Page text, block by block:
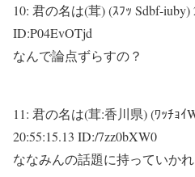
10: 君の名は(茸) (ｽﾌｯ Sdbf-iuby)
ID:P04EvOTjd
なんで論点ずらすの？
11: 君の名は(茸:香川県) (ﾜｯﾁｮｲ
20:55:15.13 ID:/7zz0bXW0
ななみんの話題に持っていか